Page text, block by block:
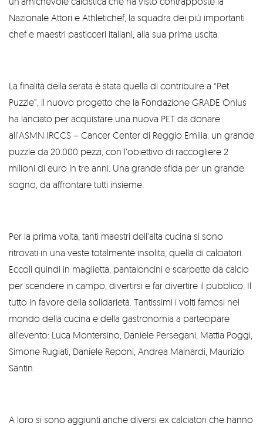
Nazionale Attori e Athletichef, la squadra dei più importanti
chef e maestri pasticceri italiani, alla sua prima uscita.
La finalità della serata è stata quella di contribuire a “Pet
Puzzle”, il nuovo progetto che la Fondazione GRADE Onlus
ha lanciato per acquistare una nuova PET da donare
all’ASMN IRCCS – Cancer Center di Reggio Emilia: un grande
puzzle da 20.000 pezzi, con l’obiettivo di raccogliere 2
milioni di euro in tre anni. Una grande sfida per un grande
sogno, da affrontare tutti insieme.
Per la prima volta, tanti maestri dell’alta cucina si sono
ritrovati in una veste totalmente insolita, quella di calciatori.
Eccoli quindi in maglietta, pantaloncini e scarpette da calcio
per scendere in campo, divertirsi e far divertire il pubblico. Il
tutto in favore della solidarietà. Tantissimi i volti famosi nel
mondo della cucina e della gastronomia a partecipare
all’evento: Luca Montersino, Daniele Persegani, Mattia Poggi,
Simone Rugiati, Daniele Reponi, Andrea Mainardi, Maurizio
Santin.
A loro si sono aggiunti anche diversi ex calciatori che hanno